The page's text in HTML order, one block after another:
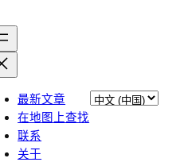
最新文章
在地图上查找
联系
关于
选